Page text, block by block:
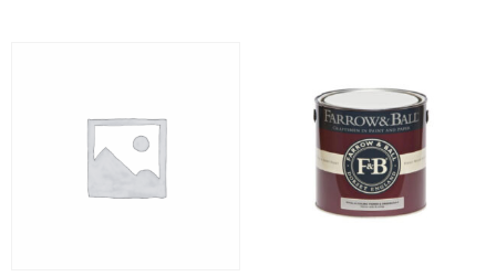
plusieurs
variations.
peuvent